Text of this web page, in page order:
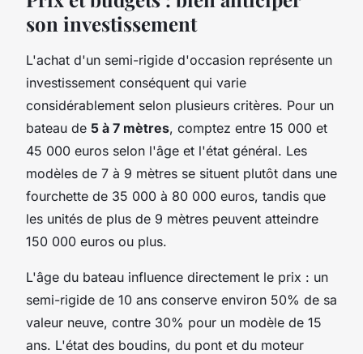
son investissement
L'achat d'un semi-rigide d'occasion représente un
investissement conséquent qui varie
considérablement selon plusieurs critères. Pour un
bateau de 5 à 7 mètres, comptez entre 15 000 et
45 000 euros selon l'âge et l'état général. Les
modèles de 7 à 9 mètres se situent plutôt dans une
fourchette de 35 000 à 80 000 euros, tandis que
les unités de plus de 9 mètres peuvent atteindre
150 000 euros ou plus.
L'âge du bateau influence directement le prix : un
semi-rigide de 10 ans conserve environ 50% de sa
valeur neuve, contre 30% pour un modèle de 15
ans. L'état des boudins, du pont et du moteur